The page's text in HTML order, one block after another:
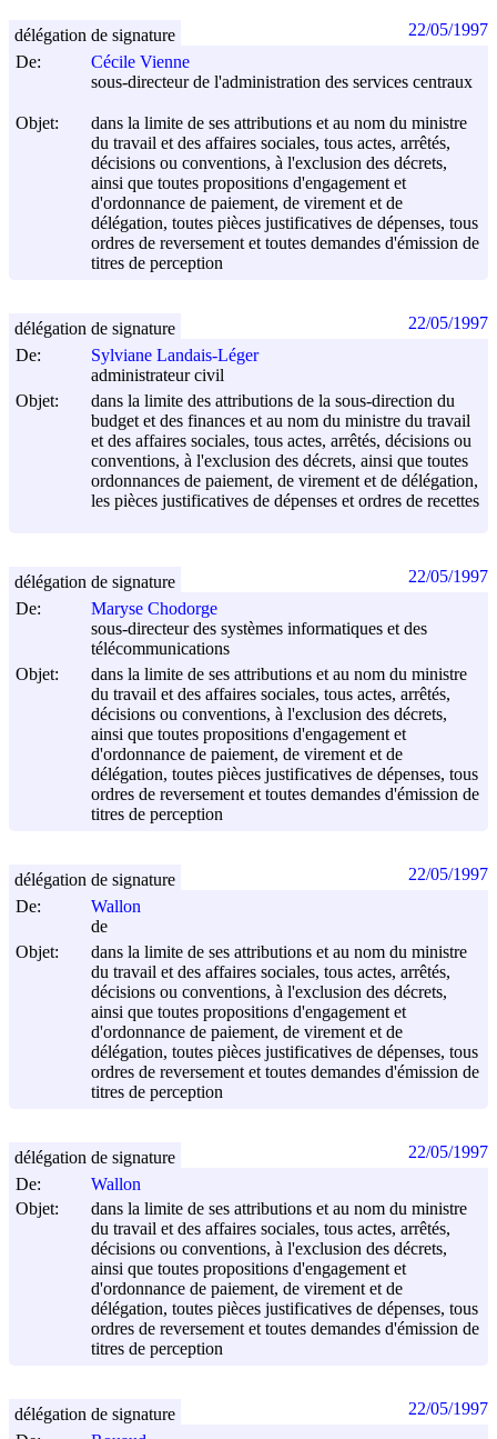
De:
Cécile Vienne
sous-directeur de l'administration des services centraux
Objet:
dans la limite de ses attributions et au nom du ministre
du travail et des affaires sociales, tous actes, arrêtés,
décisions ou conventions, à l'exclusion des décrets,
ainsi que toutes propositions d'engagement et
d'ordonnance de paiement, de virement et de
délégation, toutes pièces justificatives de dépenses, tous
ordres de reversement et toutes demandes d'émission de
titres de perception
délégation de signature 22/05/1997
De:
Sylviane Landais-Léger
administrateur civil
Objet:
dans la limite des attributions de la sous-direction du
budget et des finances et au nom du ministre du travail
et des affaires sociales, tous actes, arrêtés, décisions ou
conventions, à l'exclusion des décrets, ainsi que toutes
ordonnances de paiement, de virement et de délégation,
les pièces justificatives de dépenses et ordres de recettes
délégation de signature 22/05/1997
De:
Maryse Chodorge
sous-directeur des systèmes informatiques et des
télécommunications
Objet:
dans la limite de ses attributions et au nom du ministre
du travail et des affaires sociales, tous actes, arrêtés,
décisions ou conventions, à l'exclusion des décrets,
ainsi que toutes propositions d'engagement et
d'ordonnance de paiement, de virement et de
délégation, toutes pièces justificatives de dépenses, tous
ordres de reversement et toutes demandes d'émission de
titres de perception
délégation de signature 22/05/1997
De:
Wallon
de
Objet:
dans la limite de ses attributions et au nom du ministre
du travail et des affaires sociales, tous actes, arrêtés,
décisions ou conventions, à l'exclusion des décrets,
ainsi que toutes propositions d'engagement et
d'ordonnance de paiement, de virement et de
délégation, toutes pièces justificatives de dépenses, tous
ordres de reversement et toutes demandes d'émission de
titres de perception
délégation de signature 22/05/1997
De:
Wallon
Objet:
dans la limite de ses attributions et au nom du ministre
du travail et des affaires sociales, tous actes, arrêtés,
décisions ou conventions, à l'exclusion des décrets,
ainsi que toutes propositions d'engagement et
d'ordonnance de paiement, de virement et de
délégation, toutes pièces justificatives de dépenses, tous
ordres de reversement et toutes demandes d'émission de
titres de perception
délégation de signature 22/05/1997
délégation de signature 22/05/1997